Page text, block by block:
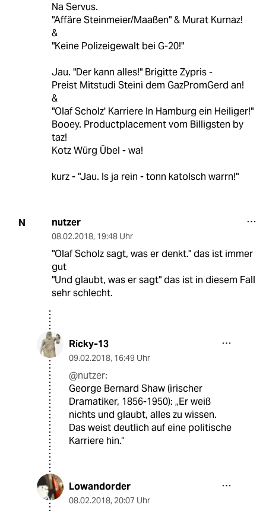
Na Servus.
"Affäre Steinmeier/Maaßen" & Murat Kurnaz!
&
"Keine Polizeigewalt bei G-20!"
Jau. "Der kann alles!" Brigitte Zypris -
Preist Mitstudi Steini dem GazPromGerd an!
&
"Olaf Scholz' Karriere In Hamburg ein Heiliger!"
Booey. Productplacement vom Billigsten by
taz!
Kotz Würg Übel - wa!
kurz - "Jau. Is ja rein - tonn katolsch warrn!"
N nutzer
08.02.2018, 19:48 Uhr
"Olaf Scholz sagt, was er denkt." das ist immer
gut
"Und glaubt, was er sagt" das ist in diesem Fall
sehr schlecht.
Ricky-13
09.02.2018, 16:49 Uhr
@nutzer:
George Bernard Shaw (irischer
Dramatiker, 1856-1950): „Er weiß
nichts und glaubt, alles zu wissen.
Das weist deutlich auf eine politische
Karriere hin.“
Lowandorder
08.02.2018, 20:07 Uhr